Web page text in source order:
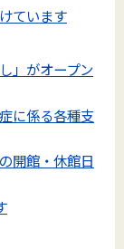
ています
」がオープン
に係る各種支
開館・休館日